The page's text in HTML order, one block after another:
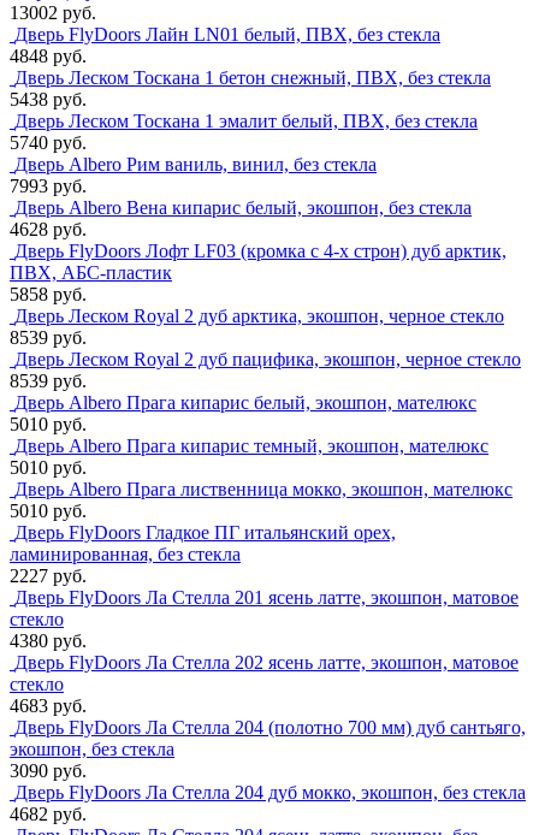
13002 руб.
Дверь FlyDoors Лайн LN01 белый, ПВХ, без стекла
4848 руб.
Дверь Леском Тоскана 1 бетон снежный, ПВХ, без стекла
5438 руб.
Дверь Леском Тоскана 1 эмалит белый, ПВХ, без стекла
5740 руб.
Дверь Albero Рим ваниль, винил, без стекла
7993 руб.
Дверь Albero Вена кипарис белый, экошпон, без стекла
4628 руб.
Дверь FlyDoors Лофт LF03 (кромка с 4-х строн) дуб арктик,
ПВХ, АБС-пластик
5858 руб.
Дверь Леском Royal 2 дуб арктика, экошпон, черное стекло
8539 руб.
Дверь Леском Royal 2 дуб пацифика, экошпон, черное стекло
8539 руб.
Дверь Albero Прага кипарис белый, экошпон, мателюкс
5010 руб.
Дверь Albero Прага кипарис темный, экошпон, мателюкс
5010 руб.
Дверь Albero Прага лиственница мокко, экошпон, мателюкс
5010 руб.
Дверь FlyDoors Гладкое ПГ итальянский орех,
ламинированная, без стекла
2227 руб.
Дверь FlyDoors Ла Стелла 201 ясень латте, экошпон, матовое
стекло
4380 руб.
Дверь FlyDoors Ла Стелла 202 ясень латте, экошпон, матовое
стекло
4683 руб.
Дверь FlyDoors Ла Стелла 204 (полотно 700 мм) дуб сантьяго,
экошпон, без стекла
3090 руб.
Дверь FlyDoors Ла Стелла 204 дуб мокко, экошпон, без стекла
4682 руб.